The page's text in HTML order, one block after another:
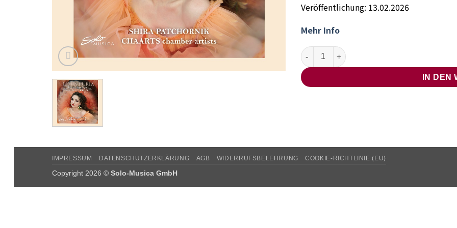
Veröffentlichung: 13.02.2026
Mehr Info
CHAARTS Chamber Artists & Shira
IN DEN
IMPRESSUM DATENSCHUTZERKLÄRUNG AGB WIDERRUFSBELEHRUNG COOKIE-RICHTLINIE (EU)
Copyright 2026 © Solo-Musica GmbH